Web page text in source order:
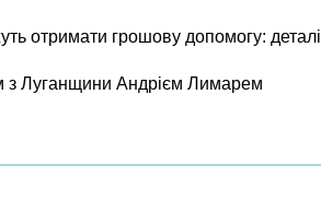
отримати грошову допомогу: деталі
з Луганщини Андрієм Лимарем